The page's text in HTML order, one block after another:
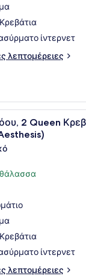
ίντερνετ
λεπτομέρειες
2 Queen
ίντερνετ
λεπτομέρειες